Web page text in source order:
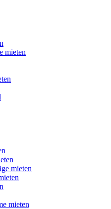
mieten
mieten
mieten